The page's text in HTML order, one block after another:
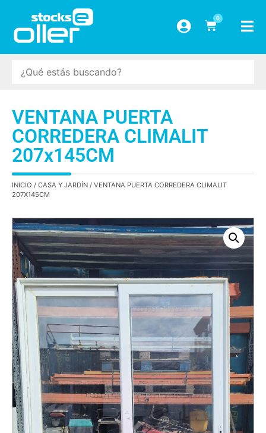
0
VENTANA PUERTA
CORREDERA CLIMALIT
207x145CM
INICIO / CASA Y JARDÍN / VENTANA PUERTA CORREDERA CLIMALIT
207X145CM